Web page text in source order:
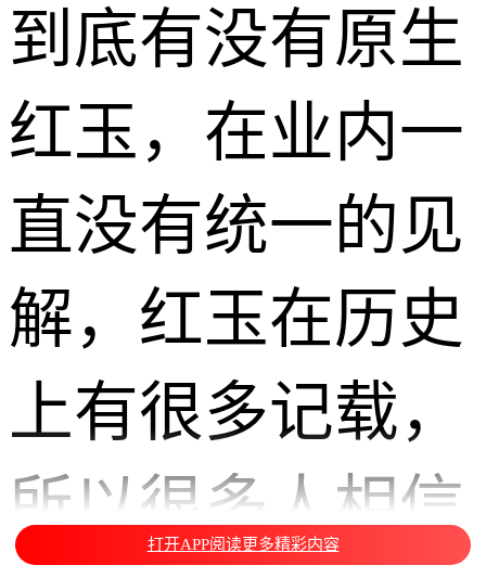
到底有没有原生
红玉，在业内一
直没有统一的见
解，红玉在历史
上有很多记载，
所以很多人相信
打开APP阅读更多精彩内容